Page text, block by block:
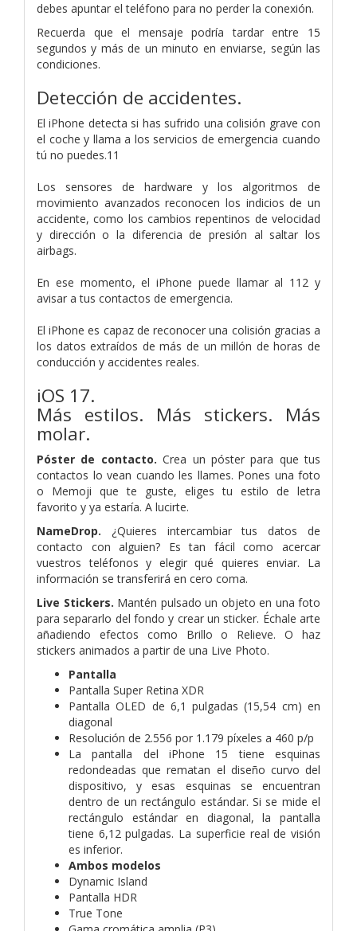
debes apuntar el teléfono para no perder la conexión.
Recuerda que el mensaje podría tardar entre 15
segundos y más de un minuto en enviarse, según las
condiciones.
Detección de accidentes.
El iPhone detecta si has sufrido una colisión grave con
el coche y llama a los servicios de emergencia cuando
tú no puedes.11
Los sensores de hardware y los algoritmos de
movimiento avanzados reconocen los indicios de un
accidente, como los cambios repentinos de velocidad
y dirección o la diferencia de presión al saltar los
airbags.
En ese momento, el iPhone puede llamar al 112 y
avisar a tus contactos de emergencia.
El iPhone es capaz de reconocer una colisión gracias a
los datos extraídos de más de un millón de horas de
conducción y accidentes reales.
iOS 17.
Más estilos. Más stickers. Más
molar.
Póster de contacto. Crea un póster para que tus
contactos lo vean cuando les llames. Pones una foto
o Memoji que te guste, eliges tu estilo de letra
favorito y ya estaría. A lucirte.
NameDrop. ¿Quieres intercambiar tus datos de
contacto con alguien? Es tan fácil como acercar
vuestros teléfonos y elegir qué quieres enviar. La
información se transferirá en cero coma.
Live Stickers. Mantén pulsado un objeto en una foto
para separarlo del fondo y crear un sticker. Échale arte
añadiendo efectos como Brillo o Relieve. O haz
stickers animados a partir de una Live Photo.
Pantalla
Pantalla Super Retina XDR
Pantalla OLED de 6,1 pulgadas (15,54 cm) en
diagonal
Resolución de 2.556 por 1.179 píxeles a 460 p/p
La pantalla del iPhone 15 tiene esquinas
redondeadas que rematan el diseño curvo del
dispositivo, y esas esquinas se encuentran
dentro de un rectángulo estándar. Si se mide el
rectángulo estándar en diagonal, la pantalla
tiene 6,12 pulgadas. La superficie real de visión
es inferior.
Ambos modelos
Dynamic Island
Pantalla HDR
True Tone